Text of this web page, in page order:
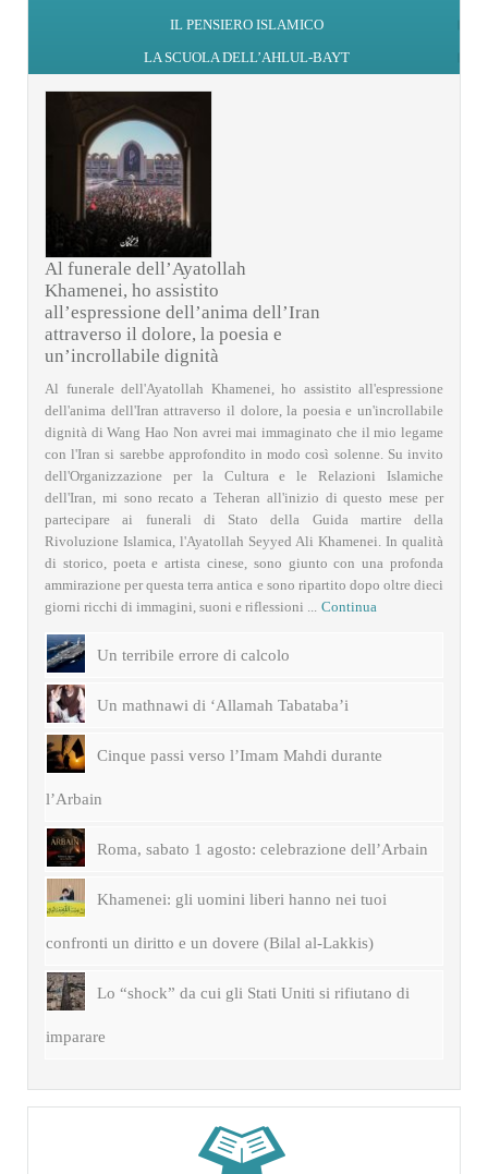
IL PENSIERO ISLAMICO
LA SCUOLA DELL’AHLUL-BAYT
Al funerale dell’Ayatollah
Khamenei, ho assistito
all’espressione dell’anima dell’Iran
attraverso il dolore, la poesia e
un’incrollabile dignità
Al funerale dell'Ayatollah Khamenei, ho assistito all'espressione
dell'anima dell'Iran attraverso il dolore, la poesia e un'incrollabile
dignità di Wang Hao Non avrei mai immaginato che il mio legame
con l'Iran si sarebbe approfondito in modo così solenne. Su invito
dell'Organizzazione per la Cultura e le Relazioni Islamiche
dell'Iran, mi sono recato a Teheran all'inizio di questo mese per
partecipare ai funerali di Stato della Guida martire della
Rivoluzione Islamica, l'Ayatollah Seyyed Ali Khamenei. In qualità
di storico, poeta e artista cinese, sono giunto con una profonda
ammirazione per questa terra antica e sono ripartito dopo oltre dieci
giorni ricchi di immagini, suoni e riflessioni ...
Continua
Un terribile errore di calcolo
Un mathnawi di ‘Allamah Tabataba’i
Cinque passi verso l’Imam Mahdi durante
l’Arbain
Roma, sabato 1 agosto: celebrazione dell’Arbain
Khamenei: gli uomini liberi hanno nei tuoi
confronti un diritto e un dovere (Bilal al-Lakkis)
Lo “shock” da cui gli Stati Uniti si rifiutano di
imparare